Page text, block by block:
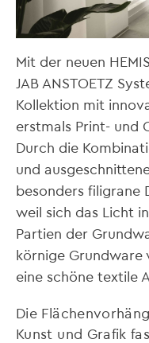
Mit der neuen
JAB ANSTOETZ
Kollektion mit
erstmals Print- und
Durch die
und
besonders filigrane
weil sich das Licht
Partien der
körnige Grundware
eine schöne textile
Die
Kunst und Grafik